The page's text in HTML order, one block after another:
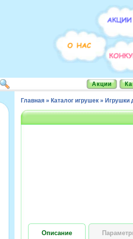
Акции
Главная » Каталог игрушек » Игрушки
Описание